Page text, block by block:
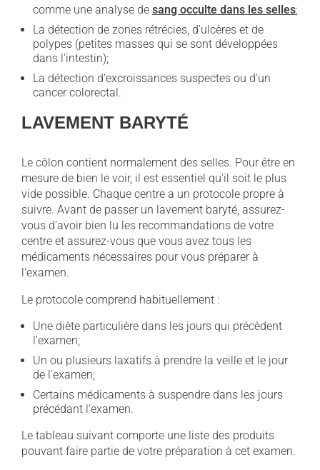
comme une analyse de sang occulte dans les selles;
La détection de zones rétrécies, d'ulcères et de
polypes (petites masses qui se sont développées
dans l'intestin);
La détection d'excroissances suspectes ou d'un
cancer colorectal.
LAVEMENT BARYTÉ
Le côlon contient normalement des selles. Pour être en
mesure de bien le voir, il est essentiel qu'il soit le plus
vide possible. Chaque centre a un protocole propre à
suivre. Avant de passer un lavement baryté, assurez-
vous d'avoir bien lu les recommandations de votre
centre et assurez-vous que vous avez tous les
médicaments nécessaires pour vous préparer à
l'examen.
Le protocole comprend habituellement :
Une diète particulière dans les jours qui précèdent
l'examen;
Un ou plusieurs laxatifs à prendre la veille et le jour
de l'examen;
Certains médicaments à suspendre dans les jours
précédant l'examen.
Le tableau suivant comporte une liste des produits
pouvant faire partie de votre préparation à cet examen.